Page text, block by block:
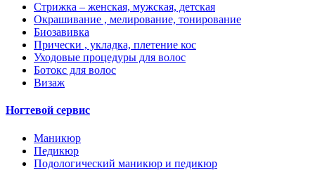
Стрижка – женская, мужская, детская
Окрашивание , мелирование, тонирование
Биозавивка
Прически , укладка, плетение кос
Уходовые процедуры для волос
Ботокс для волос
Визаж
Ногтевой сервис
Маникюр
Педикюр
Подологический маникюр и педикюр